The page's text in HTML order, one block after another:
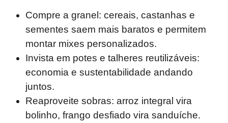
Compre a granel: cereais, castanhas e
sementes saem mais baratos e permitem
montar mixes personalizados.
Invista em potes e talheres reutilizáveis:
economia e sustentabilidade andando
juntos.
Reaproveite sobras: arroz integral vira
bolinho, frango desfiado vira sanduíche.